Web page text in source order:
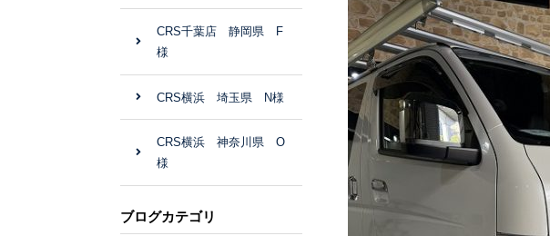
CRS千葉店 静岡県 F
様
CRS横浜 埼玉県 N様
CRS横浜 神奈川県 O
様
ブログカテゴリ